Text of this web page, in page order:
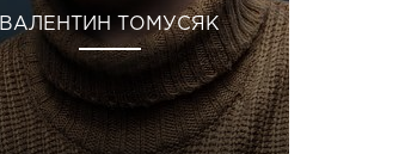
ВАЛЕНТИН ТОМУСЯК